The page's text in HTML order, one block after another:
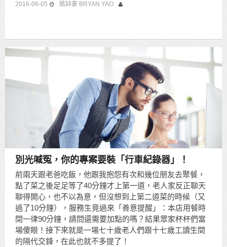
2016-06-05 姚詩豪 BRYAN YAO
別光喊冤，你的專案要裝「行車紀錄器」！
前兩天跟老爸吃飯，他跟我抱怨有次和幾位朋友去聚餐，
點了菜之後足足等了40分鐘才上第一道，老人家反正聊天
聊得開心，也不以為意，但沒想到上第二道菜的時候（又
過了10分鐘），服務生竟過來「善意提醒」：本店用餐時
間一律90分鐘，請問還需要加點的嗎？結果眾家杯杯們當
場傻眼！接下來就是一場七十歲老人們跟十七歲工讀生間
的隔代交鋒，在此也就不多提了！